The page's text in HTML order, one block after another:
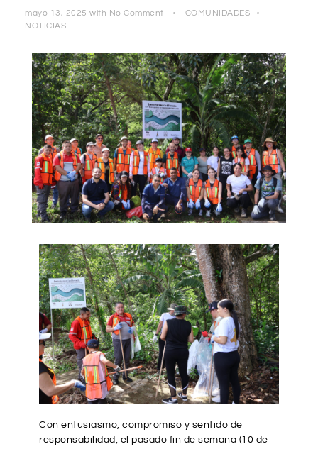
mayo 13, 2025 with No Comment
COMUNIDADES
NOTICIAS
Con entusiasmo, compromiso y sentido de
responsabilidad, el pasado fin de semana (10 de